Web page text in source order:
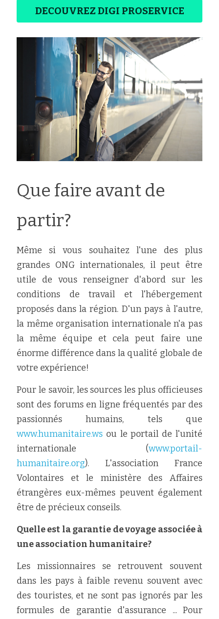
DECOUVREZ DIGI PROSERVICE
Que faire avant de
partir?
Même si vous souhaitez l'une des plus
grandes ONG internationales, il peut être
utile de vous renseigner d'abord sur les
conditions de travail et l'hébergement
proposés dans la région. D'un pays à l'autre,
la même organisation internationale n'a pas
la même équipe et cela peut faire une
énorme différence dans la qualité globale de
votre expérience!
Pour le savoir, les sources les plus officieuses
sont des forums en ligne fréquentés par des
www.humanitaire.ws ou le portail de l'unité
internationale (www.portail-
humanitaire.org). L'association France
Volontaires et le ministère des Affaires
étrangères eux-mêmes peuvent également
être de précieux conseils.
Quelle est la garantie de voyage associée à
une association humanitaire?
Les missionnaires se retrouvent souvent
dans les pays à faible revenu souvent avec
des touristes, et ne sont pas ignorés par les
formules de garantie d'assurance ... Pour